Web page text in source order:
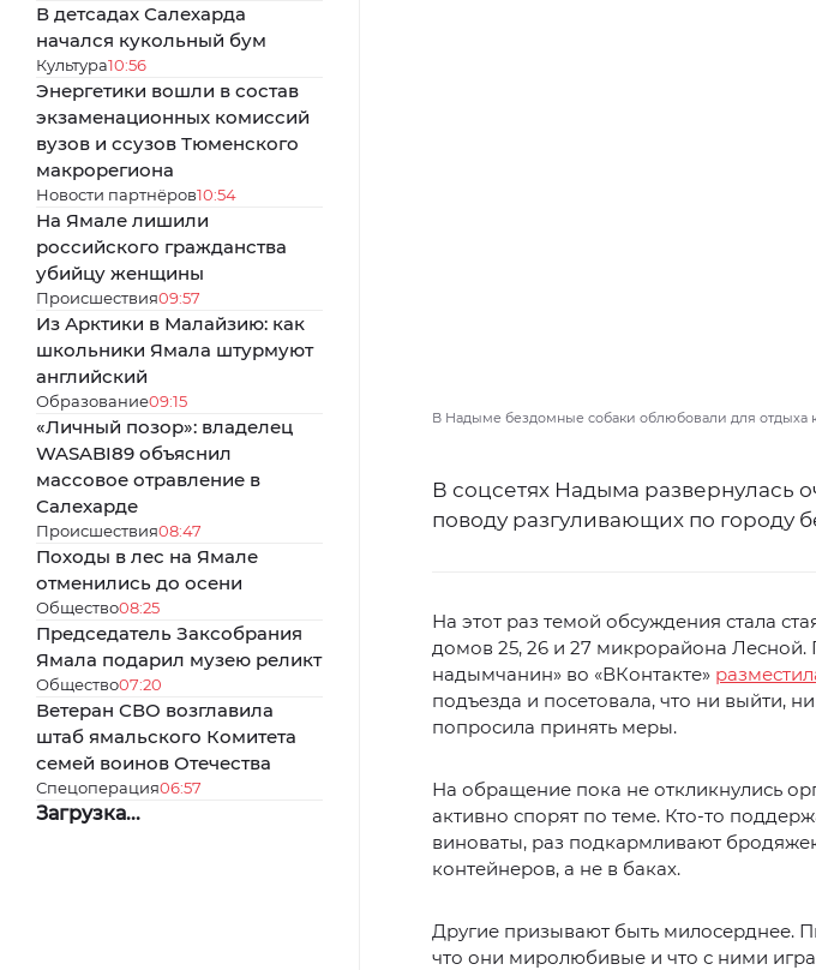
В детсадах Салехарда
начался кукольный бум
Культура10:56
Энергетики вошли в состав
экзаменационных комиссий
вузов и ссузов Тюменского
макрорегиона
Новости партнёров10:54
На Ямале лишили
российского гражданства
убийцу женщины
Происшествия09:57
Из Арктики в Малайзию: как
школьники Ямала штурмуют
английский
Образование09:15
«Личный позор»: владелец
WASABI89 объяснил
массовое отравление в
Салехарде
Происшествия08:47
Походы в лес на Ямале
отменились до осени
Общество08:25
Председатель Заксобрания
Ямала подарил музею реликт
Общество07:20
Ветеран СВО возглавила
штаб ямальского Комитета
семей воинов Отечества
Спецоперация06:57
Загрузка...
В Надыме бездомные собаки облюбовали для отдыха
В соцсетях Надыма развернулась
поводу разгуливающих по городу
На этот раз темой обсуждения стала
домов 25, 26 и 27 микрорайона
надымчанин» во «ВКонтакте»
подъезда и посетовала, что ни выйти,
попросила принять меры.
На обращение пока не откликнулись
активно спорят по теме. Кто-то
виноваты, раз подкармливают
контейнеров, а не в баках.
Другие призывают быть милосерднее.
что они миролюбивые и что с ними